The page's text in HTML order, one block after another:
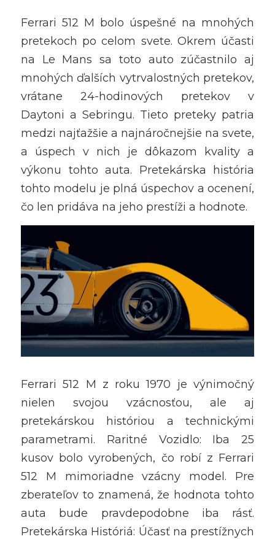
Ferrari 512 M bolo úspešné na mnohých
pretekoch po celom svete. Okrem účasti
na Le Mans sa toto auto zúčastnilo aj
mnohých ďalších vytrvalostných pretekov,
vrátane 24-hodinových pretekov v
Daytoni a Sebringu. Tieto preteky patria
medzi najťažšie a najnáročnejšie na svete,
a úspech v nich je dôkazom kvality a
výkonu tohto auta. Pretekárska história
tohto modelu je plná úspechov a ocenení,
čo len pridáva na jeho prestíži a hodnote.
Ferrari 512 M z roku 1970 je výnimočný
nielen svojou vzácnosťou, ale aj
pretekárskou históriou a technickými
parametrami. Raritné Vozidlo: Iba 25
kusov bolo vyrobených, čo robí z Ferrari
512 M mimoriadne vzácny model. Pre
zberateľov to znamená, že hodnota tohto
auta bude pravdepodobne iba rásť.
Pretekárska Históriá: Účasť na prestížnych